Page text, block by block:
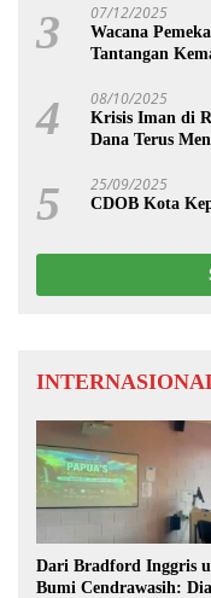
3 07/12/2025
Wacana
Tantangan
4 08/10/2025
Krisis Iman di
Dana Terus
5 25/09/2025
CDOB Kota
Dari Bradford Inggris
Bumi Cendrawasih: